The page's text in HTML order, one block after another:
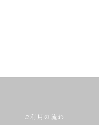
ご利用の流れ